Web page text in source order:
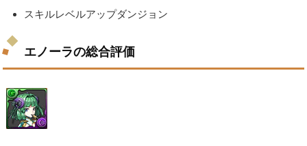
スキルレベルアップダンジョン
エノーラの総合評価